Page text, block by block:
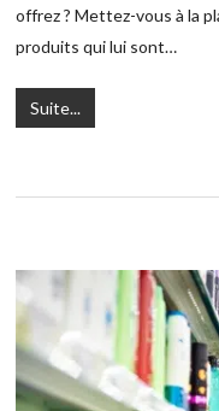
offrez ? Mettez-vous à la
produits qui lui sont…
Suite...